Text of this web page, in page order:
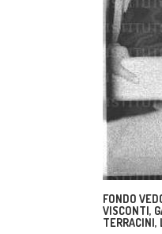
FONDO
VISCONTI,
TERRACINI,